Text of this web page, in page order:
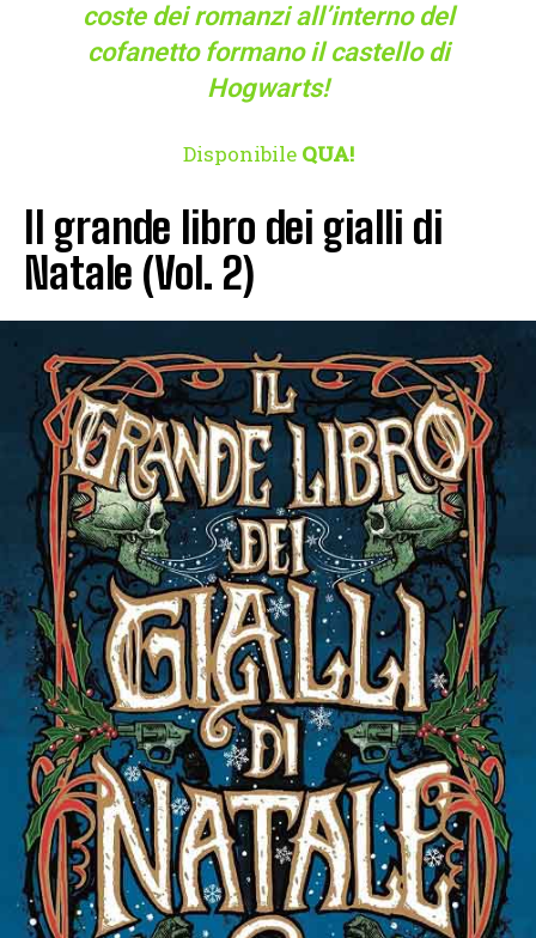
coste dei romanzi all’interno del
cofanetto formano il castello di
Hogwarts!
Disponibile QUA!
Il grande libro dei gialli di
Natale (Vol. 2)